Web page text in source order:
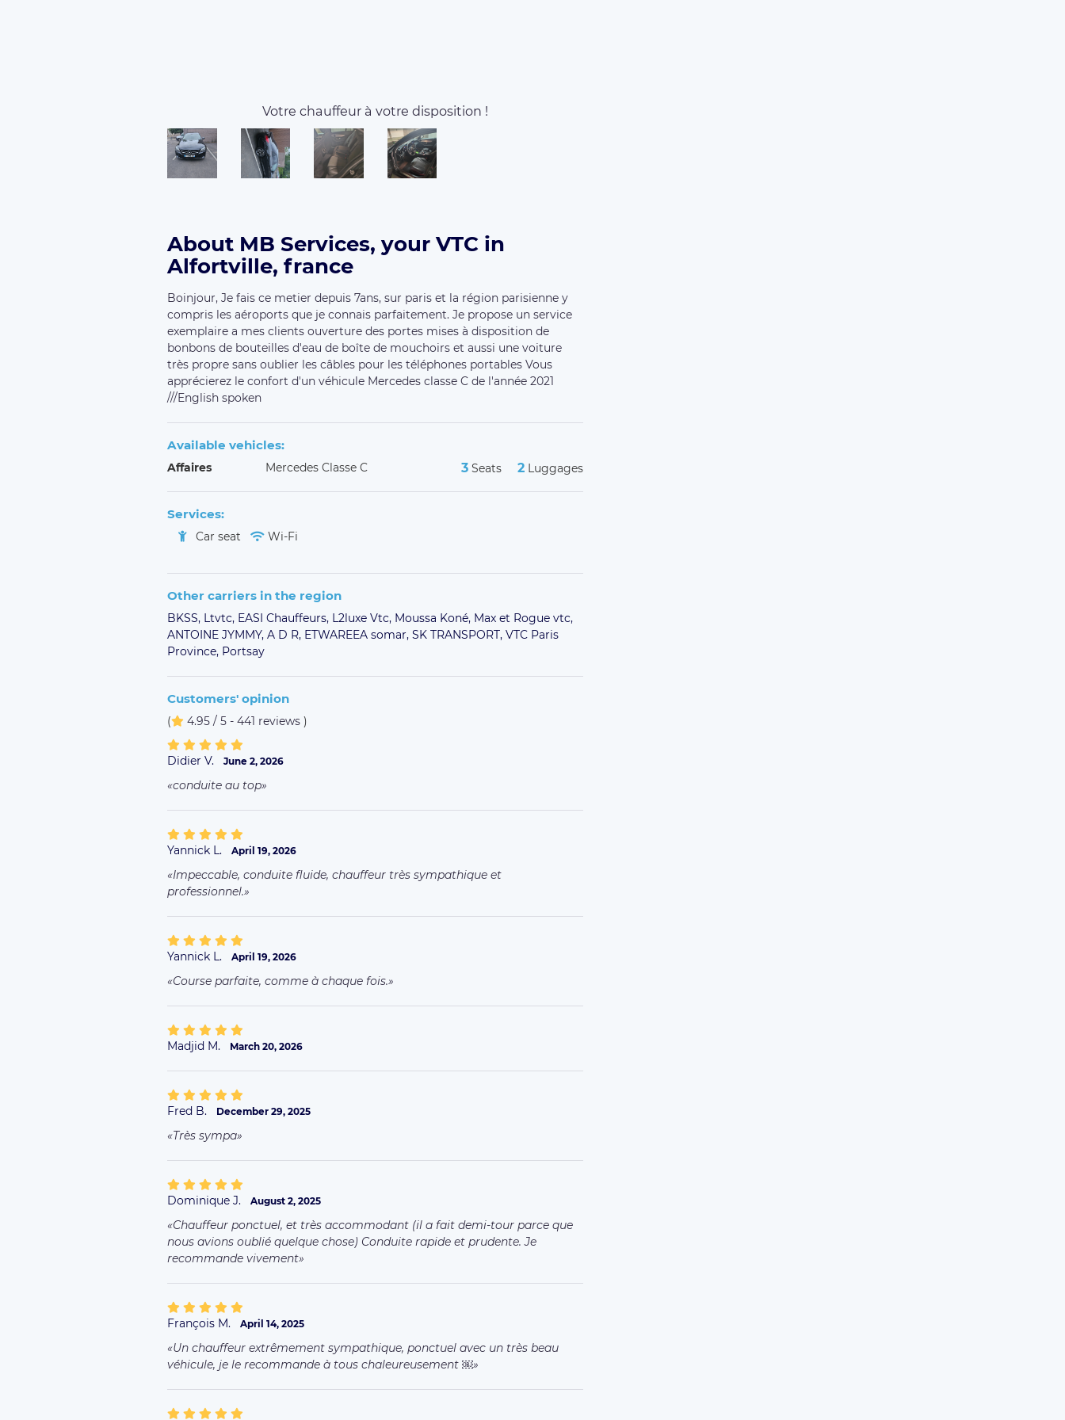
Votre chauffeur à votre disposition !
About MB Services, your VTC in
Alfortville, france
Boinjour, Je fais ce metier depuis 7ans, sur paris et la région parisienne y
compris les aéroports que je connais parfaitement. Je propose un service
exemplaire a mes clients ouverture des portes mises à disposition de
bonbons de bouteilles d'eau de boîte de mouchoirs et aussi une voiture
très propre sans oublier les câbles pour les téléphones portables Vous
apprécierez le confort d'un véhicule Mercedes classe C de l'année 2021
///English spoken
Available vehicles:
Affaires Mercedes Classe C 3 Seats 2 Luggages
Services:
Car seat Wi-Fi
Other carriers in the region
BKSS, Ltvtc, EASI Chauffeurs, L2luxe Vtc, Moussa Koné, Max et Rogue vtc,
ANTOINE JYMMY, A D R, ETWAREEA somar, SK TRANSPORT, VTC Paris
Province, Portsay
Customers' opinion
( 4.95 / 5 - 441 reviews )
Didier V. June 2, 2026
conduite au top
Yannick L. April 19, 2026
Impeccable, conduite fluide, chauffeur très sympathique et
professionnel.
Yannick L. April 19, 2026
Course parfaite, comme à chaque fois.
Madjid M. March 20, 2026
Fred B. December 29, 2025
Très sympa
Dominique J. August 2, 2025
Chauffeur ponctuel, et très accommodant (il a fait demi-tour parce que
nous avions oublié quelque chose) Conduite rapide et prudente. Je
recommande vivement
François M. April 14, 2025
Un chauffeur extrêmement sympathique, ponctuel avec un très beau
véhicule, je le recommande à tous chaleureusement ￼